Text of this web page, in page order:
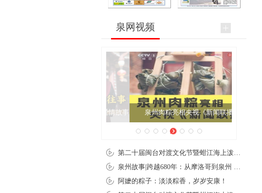
泉网视频
泉州肉粽亮相央视《新闻联播》
阿嬷的粽子：淡淡粽香，岁岁安康！